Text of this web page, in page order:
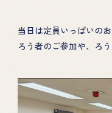
当日は定員いっぱいのお
ろう者のご参加や、ろ